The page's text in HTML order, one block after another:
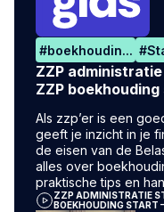
#boekhoudin... #
ZZP
ZZP
Als zzp’er is een
geeft je inzicht in je
de eisen van de
alles over
praktische tips en
ZZP ADMINISTRATIE
BOEKHOUDING START